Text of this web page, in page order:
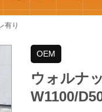
有り
OEM
ウォルナ
W1100/